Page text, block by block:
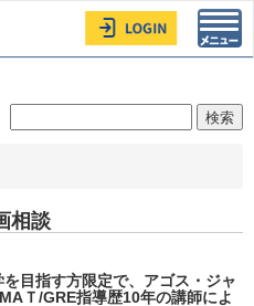
相談
目指す方限定で、アゴス・ジャ
Ｔ/GRE指導歴10年の講師によ